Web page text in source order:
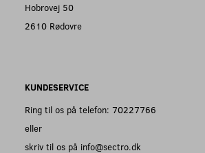
Hobrovej 50
2610 Rødovre
KUNDESERVICE
Ring til os på telefon: 70227766
eller
skriv til os på info@sectro.dk